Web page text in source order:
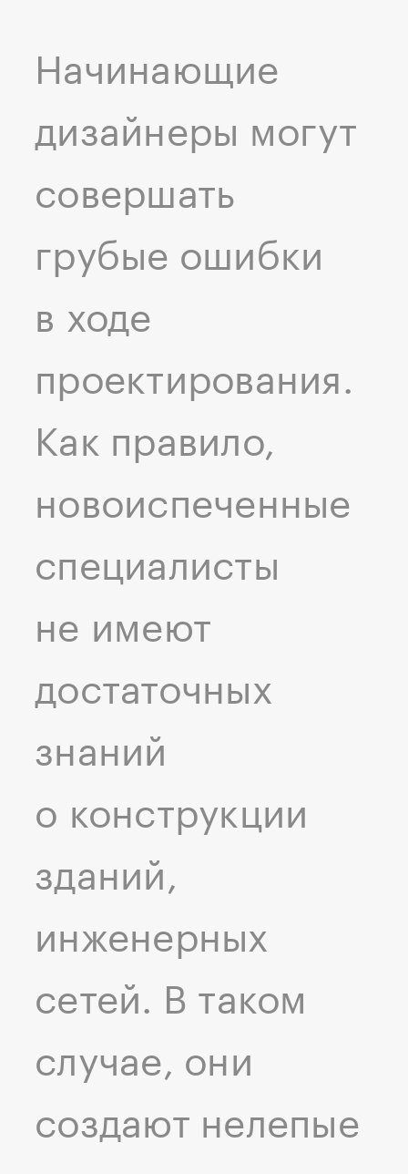
Начинающие
дизайнеры могут
совершать
грубые ошибки
в ходе
проектирования.
Как правило,
новоиспеченные
специалисты
не имеют
достаточных
знаний
о конструкции
зданий,
инженерных
сетей. В таком
случае, они
создают нелепые